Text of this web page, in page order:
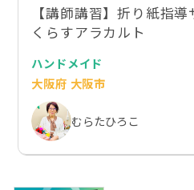
【講師講習】折り紙指
くらすアラカルト
ハンドメイド
大阪府 大阪市
むらたひろこ